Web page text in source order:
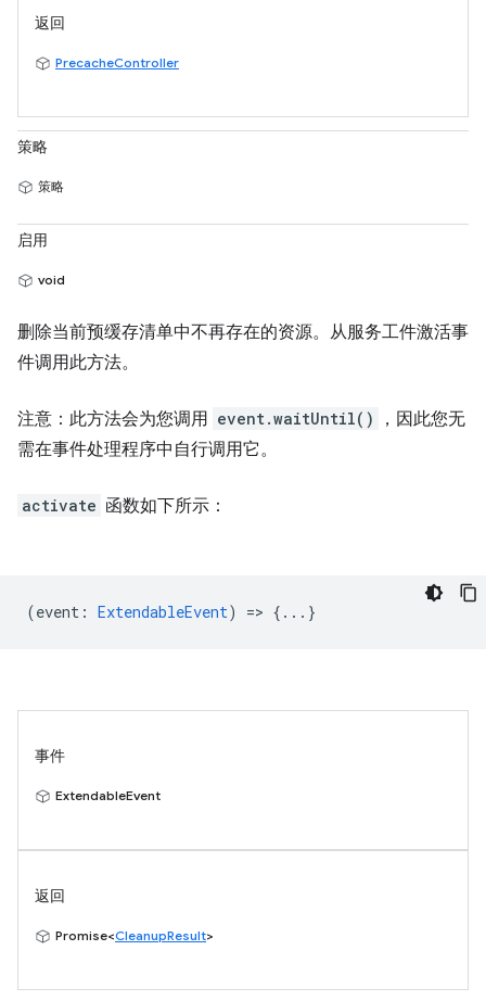
返回
PrecacheController
策略
策略
启用
void
删除当前预缓存清单中不再存在的资源。从服务工件激活事
件调用此方法。
注意：此方法会为您调用 event.waitUntil()
，因此您无
需在事件处理程序中自行调用它。
activate 函数如下所示：
(event : ExtendableEvent) => {...}
事件
ExtendableEvent
返回
Promise<CleanupResult>